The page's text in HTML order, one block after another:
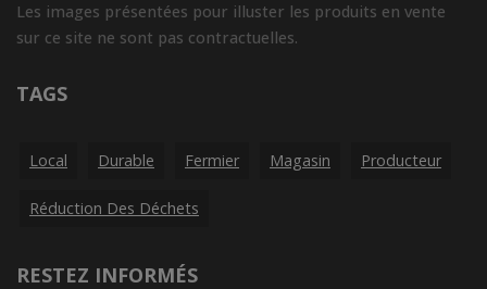
Les images présentées pour illuster les produits en vente
sur ce site ne sont pas contractuelles.
TAGS
Local Durable Fermier Magasin Producteur
Réduction Des Déchets
RESTEZ INFORMÉS